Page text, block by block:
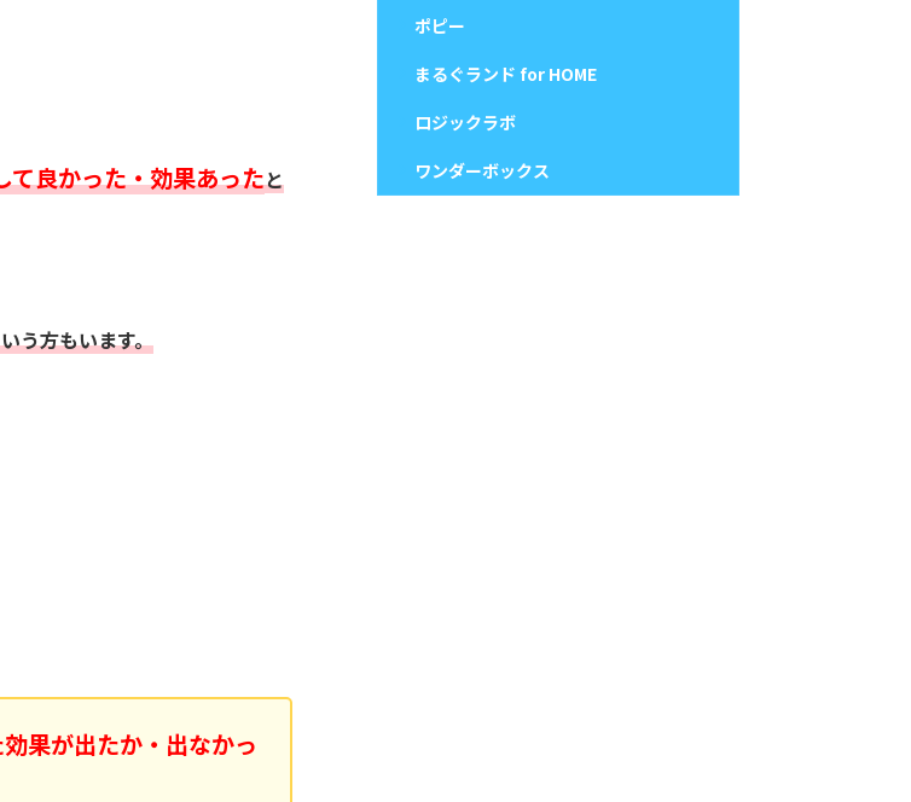
て良かった・効果あったと
う方もいます。
果が出たか・出なかっ
ポピー
まるぐランド for HOME
ロジックラボ
ワンダーボックス